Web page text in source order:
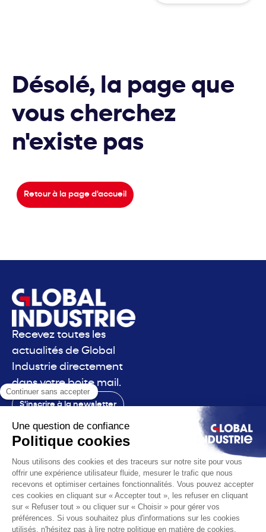
Désolé, la page que
vous cherchez
n'existe pas
Retour à la page d'accueil
Recevez toutes les
actualités de Global
Industrie directement
dans votre boite mail.
S'inscrire à la newsletter
Contact
Le salon
La voix